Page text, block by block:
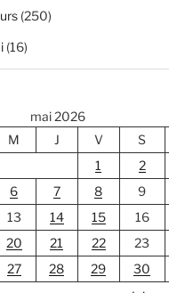
(250)
(16)
mai 2026
M J V S
1
2
6 7 8 9
13 14 15 16
20 21 22 23
27 28 29 30